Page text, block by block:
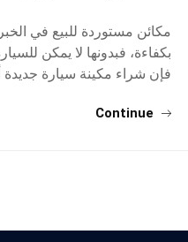
مكائن مستوردة للبيع في
بكفاءة، فبدونها لا يمكن
فإن شراء مكينة سيارة جديدة
Continue